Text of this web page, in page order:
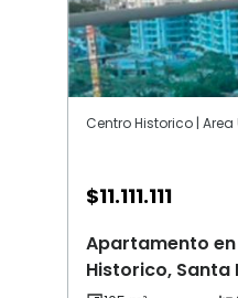
$11.111.111
Apartamento
Historico, Santa